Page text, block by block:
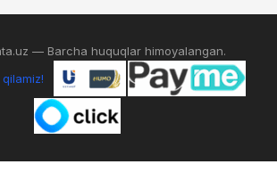
— Barcha huquqlar himoyalangan.